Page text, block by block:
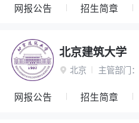
网报公告 招生简章
北京建筑大学
 北京 主管部门：
网报公告 招生简章